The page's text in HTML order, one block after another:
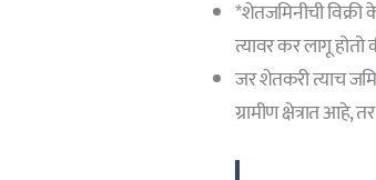
*शेतजमिनीची
त्यावर कर लागू होतो
जर शेतकरी त्याच
ग्रामीण क्षेत्रात आहे,